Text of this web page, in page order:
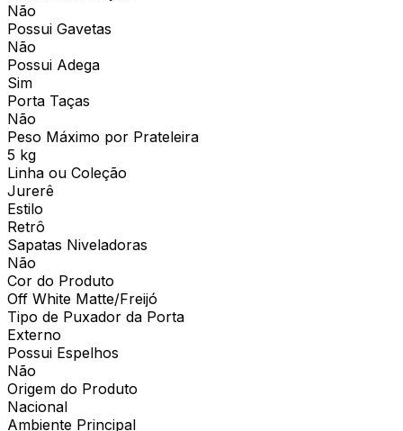
Não
Possui Gavetas
Não
Possui Adega
Sim
Porta Taças
Não
Peso Máximo por Prateleira
5 kg
Linha ou Coleção
Jurerê
Estilo
Retrô
Sapatas Niveladoras
Não
Cor do Produto
Off White Matte/Freijó
Tipo de Puxador da Porta
Externo
Possui Espelhos
Não
Origem do Produto
Nacional
Ambiente Principal